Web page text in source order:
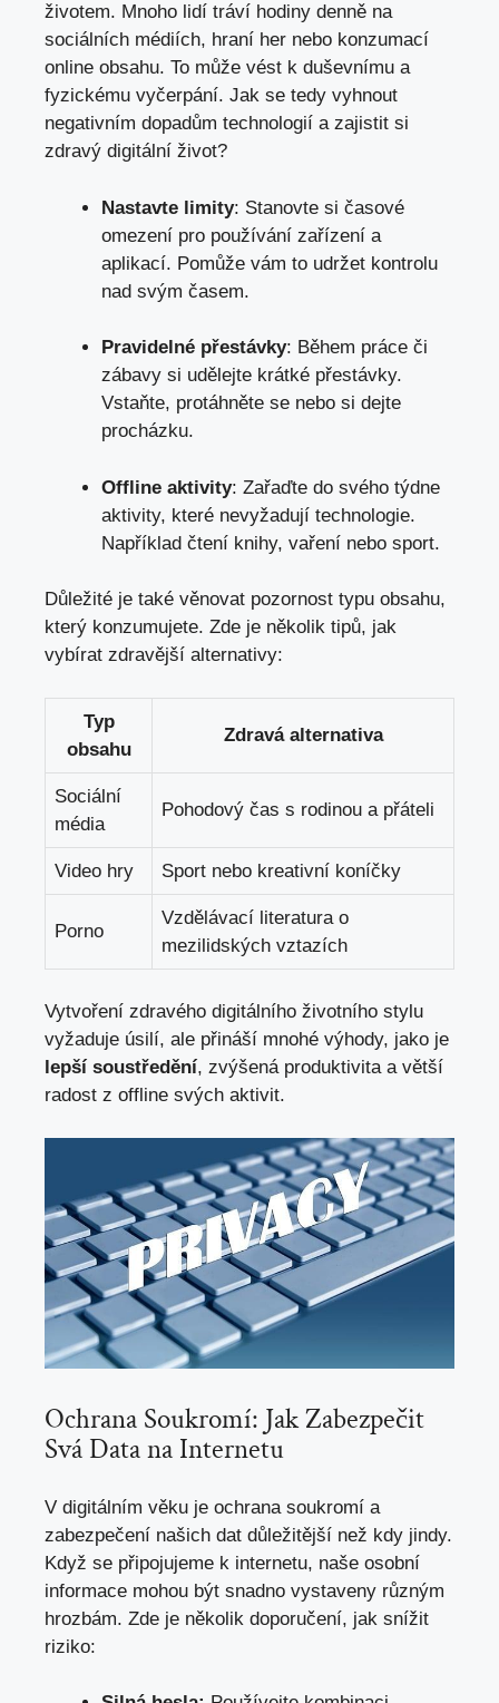
životem. Mnoho lidí tráví​ hodiny denně na
sociálních ‌médiích, hraní⁣ her nebo konzumací​
online obsahu.⁢ To může vést k duševnímu ⁤a
fyzickému⁣ vyčerpání. Jak se tedy vyhnout‍
negativním⁢ dopadům technologií a zajistit ​si
zdravý digitální​ život?
Nastavte ⁣limity: Stanovte si časové
omezení ⁤pro používání‍ zařízení a​
aplikací. Pomůže⁤ vám to udržet ‌kontrolu
nad svým ​časem.
Pravidelné přestávky: Během práce či
zábavy ⁤si udělejte krátké přestávky. ​
Vstaňte, protáhněte se nebo si dejte
procházku.
Offline ​aktivity: ​Zařaďte do svého týdne ​
aktivity, které​ nevyžadují technologie.
‌Například‌ čtení knihy,⁢ vaření ‌nebo sport.
Důležité je také věnovat pozornost‍ typu obsahu,
který​ konzumujete. ⁤Zde je několik ⁢tipů,‍ jak ​
vybírat⁢ zdravější alternativy:
Typ​
obsahu
Zdravá alternativa
Sociální
média
Pohodový čas s rodinou a ‍přáteli
Video hry Sport ​nebo kreativní koníčky
Porno
Vzdělávací literatura o
mezilidských vztazích
Vytvoření zdravého digitálního životního ⁢stylu⁤
vyžaduje úsilí, ale⁣ přináší mnohé výhody, jako ⁢je
lepší soustředění, zvýšená produktivita ​a ​větší⁤
radost z‍ offline svých aktivit.
Ochrana Soukromí: Jak Zabezpečit
Svá Data na Internetu
V digitálním⁤ věku je ‍ochrana soukromí ‌a
zabezpečení‌ našich ⁢dat důležitější než kdy jindy.
Když se připojujeme k⁤ internetu, naše osobní‌
informace mohou ⁣být snadno vystaveny různým
hrozbám. Zde je několik doporučení, jak snížit
riziko: